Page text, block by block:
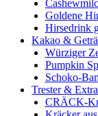
Goldene
Hirsedrink
Kakao &
Würziger
Pumpkin
Schoko-
Trester &
CRÄCK-